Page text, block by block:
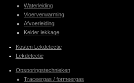
Waterleiding
Vloerverwarming
Afvoerleiding
Kelder lekkage
Kosten Lekdetectie
Lekdetectie
Opsporingstechnieken
Traceergas / formeergas